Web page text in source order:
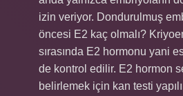
izin veriyor. Dondurulmuş
öncesi E2 kaç olmalı?
sırasında E2 hormonu yani
de kontrol edilir. E2 hormon
belirlemek için kan testi